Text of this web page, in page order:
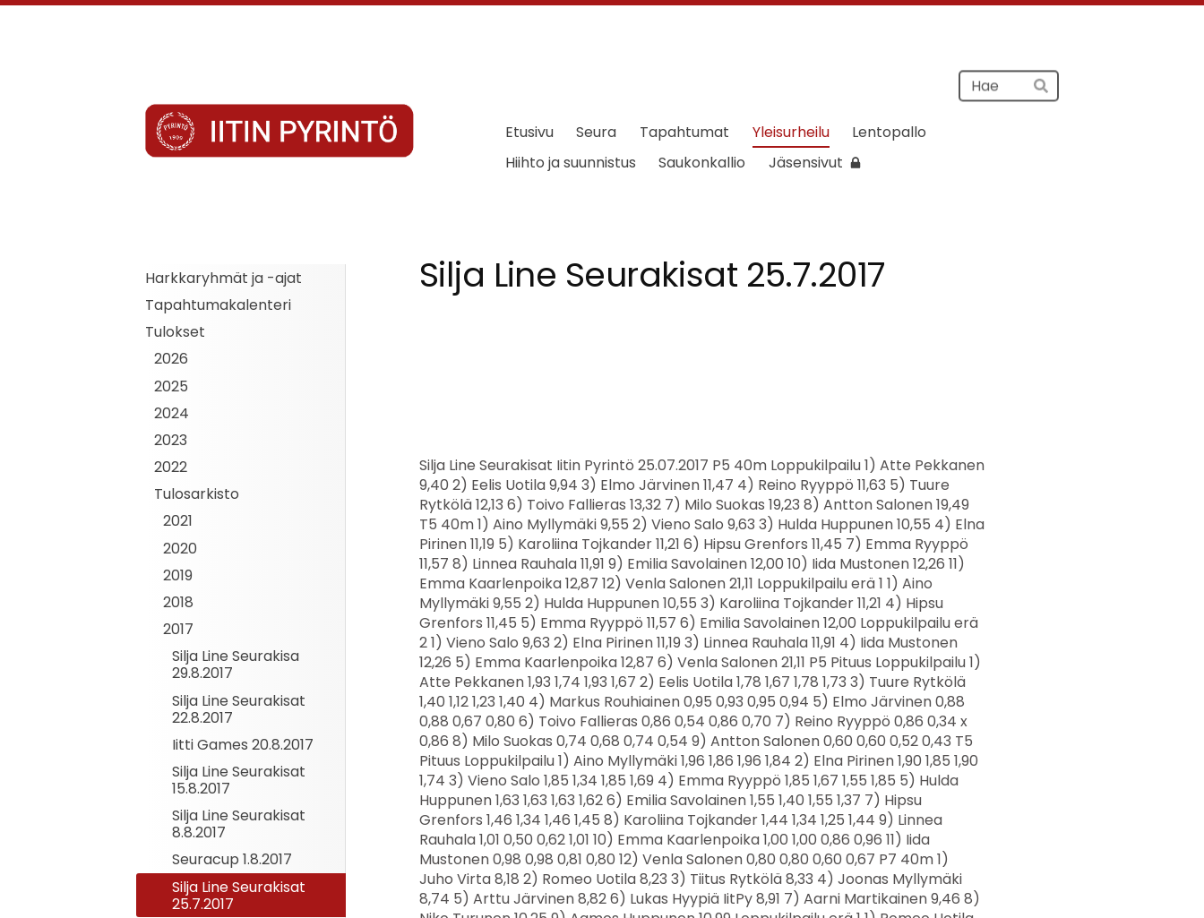
Haku
Hae
Iitin Pyrintö Etusivu Seura Tapahtumat Yleisurheilu
Lentopallo
Hiihto ja suunnistus
Saukonkallio Jäsensivut
Harkkaryhmät ja -ajat
Tapahtumakalenteri
Tulokset
2026
2025
2024
2023
2022
Tulosarkisto
2021
2020
2019
2018
2017
Silja Line Seurakisa
29.8.2017
Silja Line Seurakisat
22.8.2017
Iitti Games 20.8.2017
Silja Line Seurakisat
15.8.2017
Silja Line Seurakisat
8.8.2017
Seuracup 1.8.2017
Silja Line Seurakisat
25.7.2017
Silja Line Seurakisat 25.7.2017
Silja Line Seurakisat Iitin Pyrintö 25.07.2017 P5 40m Loppukilpailu 1) Atte Pekkanen 9,40 2) Eelis Uotila 9,94 3) Elmo Järvinen 11,47 4) Reino Ryyppö 11,63 5) Tuure Rytkölä 12,13 6) Toivo Fallieras 13,32 7) Milo Suokas 19,23 8) Antton Salonen 19,49 T5 40m 1) Aino Myllymäki 9,55 2) Vieno Salo 9,63 3) Hulda Huppunen 10,55 4) Elna Pirinen 11,19 5) Karoliina Tojkander 11,21 6) Hipsu Grenfors 11,45 7) Emma Ryyppö 11,57 8) Linnea Rauhala 11,91 9) Emilia Savolainen 12,00 10) Iida Mustonen 12,26 11) Emma Kaarlenpoika 12,87 12) Venla Salonen 21,11 Loppukilpailu erä 1 1) Aino Myllymäki 9,55 2) Hulda Huppunen 10,55 3) Karoliina Tojkander 11,21 4) Hipsu Grenfors 11,45 5) Emma Ryyppö 11,57 6) Emilia Savolainen 12,00 Loppukilpailu erä 2 1) Vieno Salo 9,63 2) Elna Pirinen 11,19 3) Linnea Rauhala 11,91 4) Iida Mustonen 12,26 5) Emma Kaarlenpoika 12,87 6) Venla Salonen 21,11 P5 Pituus Loppukilpailu 1) Atte Pekkanen 1,93 1,74 1,93 1,67 2) Eelis Uotila 1,78 1,67 1,78 1,73 3) Tuure Rytkölä 1,40 1,12 1,23 1,40 4) Markus Rouhiainen 0,95 0,93 0,95 0,94 5) Elmo Järvinen 0,88 0,88 0,67 0,80 6) Toivo Fallieras 0,86 0,54 0,86 0,70 7) Reino Ryyppö 0,86 0,34 x 0,86 8) Milo Suokas 0,74 0,68 0,74 0,54 9) Antton Salonen 0,60 0,60 0,52 0,43 T5 Pituus Loppukilpailu 1) Aino Myllymäki 1,96 1,86 1,96 1,84 2) Elna Pirinen 1,90 1,85 1,90 1,74 3) Vieno Salo 1,85 1,34 1,85 1,69 4) Emma Ryyppö 1,85 1,67 1,55 1,85 5) Hulda Huppunen 1,63 1,63 1,63 1,62 6) Emilia Savolainen 1,55 1,40 1,55 1,37 7) Hipsu Grenfors 1,46 1,34 1,46 1,45 8) Karoliina Tojkander 1,44 1,34 1,25 1,44 9) Linnea Rauhala 1,01 0,50 0,62 1,01 10) Emma Kaarlenpoika 1,00 1,00 0,86 0,96 11) Iida Mustonen 0,98 0,98 0,81 0,80 12) Venla Salonen 0,80 0,80 0,60 0,67 P7 40m 1) Juho Virta 8,18 2) Romeo Uotila 8,23 3) Tiitus Rytkölä 8,33 4) Joonas Myllymäki 8,74 5) Arttu Järvinen 8,82 6) Lukas Hyypiä IitPy 8,91 7) Aarni Martikainen 9,46 8) Niko Turunen 10,25 9) Aamos Huppunen 10,99 Loppukilpailu erä 1 1) Romeo Uotila 8,23 2) Lukas Hyypiä IitPy 8,91 3) Aarni Martikainen 9,46 4) Niko Turunen 10,25 5) Aamos Huppunen 10,99 Loppukilpailu erä 2 1) Juho Virta 8,18 2) Tiitus Rytkölä 8,33 3) Joonas Myllymäki 8,74 4) Arttu Järvinen 8,82 T7 40m Loppukilpailu 1) Venla Vilen 8,92 2) Emilia Tojkander 9,05 3) Tuuli Makkonen 9,46 4) Liisa Kaarlenpoika 9,72 5) Olga Komulainen IitPy 10,15 6) Klaara Rauhala 12,49 P7 Keihäs Loppukilpailu 1) Romeo Uotila 10,41 10,41 2) Arttu Järvinen 8,90 8,90 3) Aarni Martikainen 6,80 6,80 4) Juho Virta 6,60 6,60 5) Joonas Myllymäki 5,36 5,36 6) Niko Turunen 4,85 4,85 6) Tiitus Rytkölä 4,85 4,85 8) Lukas Hyypiä IitPy 4,55 4,55 9) Aamos Huppunen 4,31 4,31 T7 Keihäs Loppukilpailu 1) Emilia Tojkander 5,19 5,19 2) Tuuli Makkonen 5,08 5,08 3) Liisa Kaarlenpoika 3,93 3,93 4) Olga Komulainen IitPy 3,72 3,72 5) Venla Vilen 3,26 3,26 6) Klaara Rauhala 2,65 2,65 P9 40m 1) Taavi Rytkölä 7,29 2) Eppu Pekkanen 7,36 3) Niklas Järvinen 7,57 4) Luukas Huppunen 7,66 5) Rafael Pekkola 7,71 6) Vilppu Pirinen IitPy 7,75 7) Leevi Hyypiä IitPy 7,98 8) Myrsky Martikainen